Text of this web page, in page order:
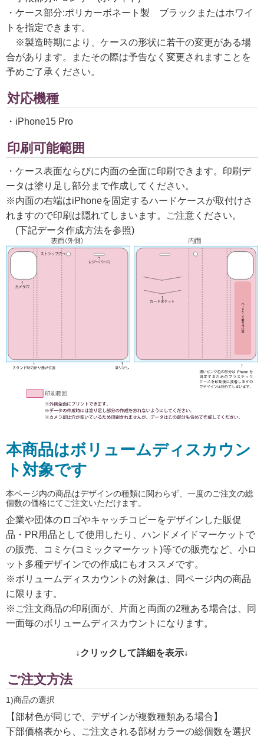
・ケース部分:ポリカーボネート製 ブラックまたはホワイ
トを指定できます。
※製造時期により、ケースの形状に若干の変更がある場
合があります。またその際は予告なく変更されますことを
予めご了承ください。
対応機種
・iPhone15 Pro
印刷可能範囲
・ケース表面ならびに内面の全面に印刷できます。印刷デ
ータは塗り足し部分まで作成してください。
※内面の右端はiPhoneを固定するハードケースが取付けさ
れますので印刷は隠れてしまいます。ご注意ください。
(下記データ作成方法を参照)
本商品はボリュームディスカウン
ト対象です
本ページ内の商品はデザインの種類に関わらず、一度のご注文の総
個数の価格にてご注文いただけます。
企業や団体のロゴやキャッチコピーをデザインした販促
品・PR用品として使用したり、ハンドメイドマーケットで
の販売、コミケ(コミックマーケット)等での販売など、小ロ
ット多種デザインでの作成にもオススメです。
※ボリュームディスカウントの対象は、同ページ内の商品
に限ります。
※ご注文商品の印刷面が、片面と両面の2種ある場合は、同
一面毎のボリュームディスカウントになります。
↓クリックして詳細を表示↓
ご注文方法
1)商品の選択
【部材色が同じで、デザインが複数種類ある場合】
下部価格表から、ご注文される部材カラーの総個数を選択